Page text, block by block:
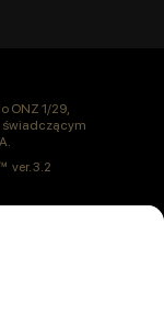
ONZ 1/29,
3.2